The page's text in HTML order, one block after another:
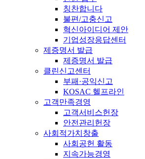
칭찬합니다
불편/고충신고
혁신아이디어 제안
기업성장응답센터
제증명서 발급
제증명서 발급
클린신고센터
부패·공익신고
KOSAC 헬프라인
고객만족경영
고객서비스헌장
안전관리헌장
사회적가치창출
사회공헌 활동
지속가능경영